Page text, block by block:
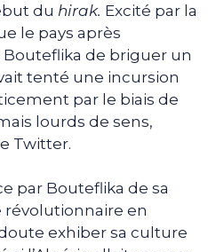
du hirak. Excité par la
le pays après
de briguer un
tenté une incursion
par le biais de
lourds de sens,
Twitter.
par Bouteflika de sa
révolutionnaire en
exhiber sa culture